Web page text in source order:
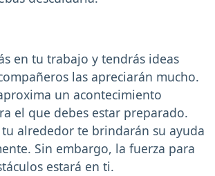
en tu trabajo y tendrás ideas
las apreciarán mucho.
un acontecimiento
el que debes estar preparado.
tu alrededor te brindarán su ayuda
Sin embargo, la fuerza para
estará en ti.